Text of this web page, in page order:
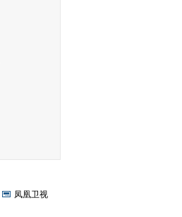
凤凰卫视